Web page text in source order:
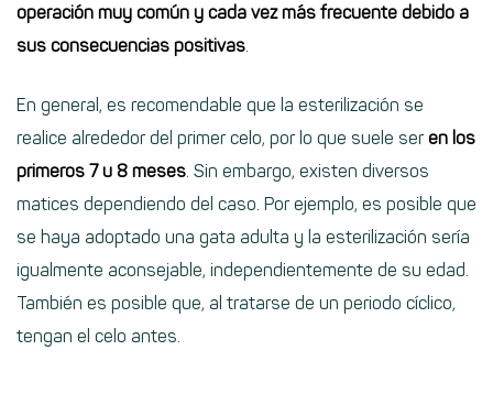
operación muy común y cada vez más frecuente debido a
sus consecuencias positivas.
En general, es recomendable que la esterilización se
realice alrededor del primer celo, por lo que suele seren los
primeros 7 u 8 meses. Sin embargo, existen diversos
matices dependiendo del caso. Por ejemplo, es posible que
se haya adoptado una gata adulta y la esterilización sería
igualmente aconsejable, independientemente de su edad.
También es posible que, al tratarse de un periodo cíclico,
tengan el celo antes.